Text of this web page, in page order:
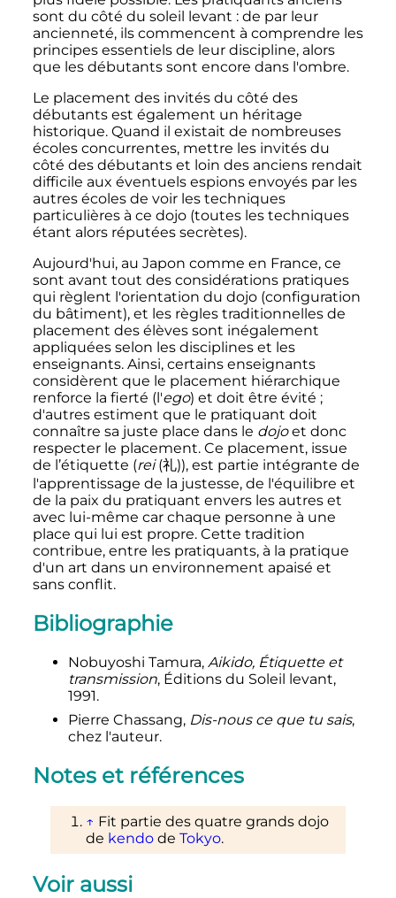
sont du côté du soleil levant : de par leur
ancienneté, ils commencent à comprendre les
principes essentiels de leur discipline, alors
que les débutants sont encore dans l'ombre.
Le placement des invités du côté des
débutants est également un héritage
historique. Quand il existait de nombreuses
écoles concurrentes, mettre les invités du
côté des débutants et loin des anciens rendait
difficile aux éventuels espions envoyés par les
autres écoles de voir les techniques
particulières à ce dojo (toutes les techniques
étant alors réputées secrètes).
Aujourd'hui, au Japon comme en France, ce
sont avant tout des considérations pratiques
qui règlent l'orientation du dojo (configuration
du bâtiment), et les règles traditionnelles de
placement des élèves sont inégalement
appliquées selon les disciplines et les
enseignants. Ainsi, certains enseignants
considèrent que le placement hiérarchique
renforce la fierté (l'ego) et doit être évité ;
d'autres estiment que le pratiquant doit
connaître sa juste place dans le dojoet donc
respecter le placement. Ce placement, issue
de l’étiquette (rei (礼)), est partie intégrante de
l'apprentissage de la justesse, de l'équilibre et
de la paix du pratiquant envers les autres et
avec lui-même car chaque personne à une
place qui lui est propre. Cette tradition
contribue, entre les pratiquants, à la pratique
d'un art dans un environnement apaisé et
sans conflit.
Bibliographie
Nobuyoshi Tamura, Aikido, Étiquette et
transmission, Éditions du Soleil levant,
1991.
Pierre Chassang, Dis-nous ce que tu sais,
chez l'auteur.
Notes et références
↑ Fit partie des quatre grands dojo
de kendode Tokyo.
Voir aussi